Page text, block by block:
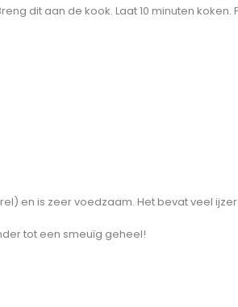
dit aan de kook. Laat 10 minuten
en is zeer voedzaam. Het bevat veel
tot een smeuïg geheel!